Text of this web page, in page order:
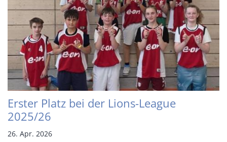
Erster Platz bei der Lions-League
2025/26
26. Apr. 2026